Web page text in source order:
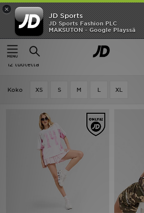
×
JD Sports
JD Sports Fashion PLC
MAKSUTON - Google Playssä
Etusivu
Naiset Naisten vaatteet Topit
Naiset - Hoodrich Topit
12 tuotetta
Koko XS S M L XL
Etusivu
Ale
Uutuudet
Tuotemerkit